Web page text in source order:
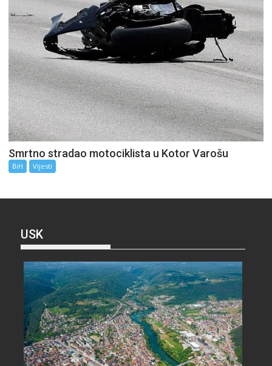
Smrtno stradao motociklista u Kotor Varošu
BiH Vijesti
USK